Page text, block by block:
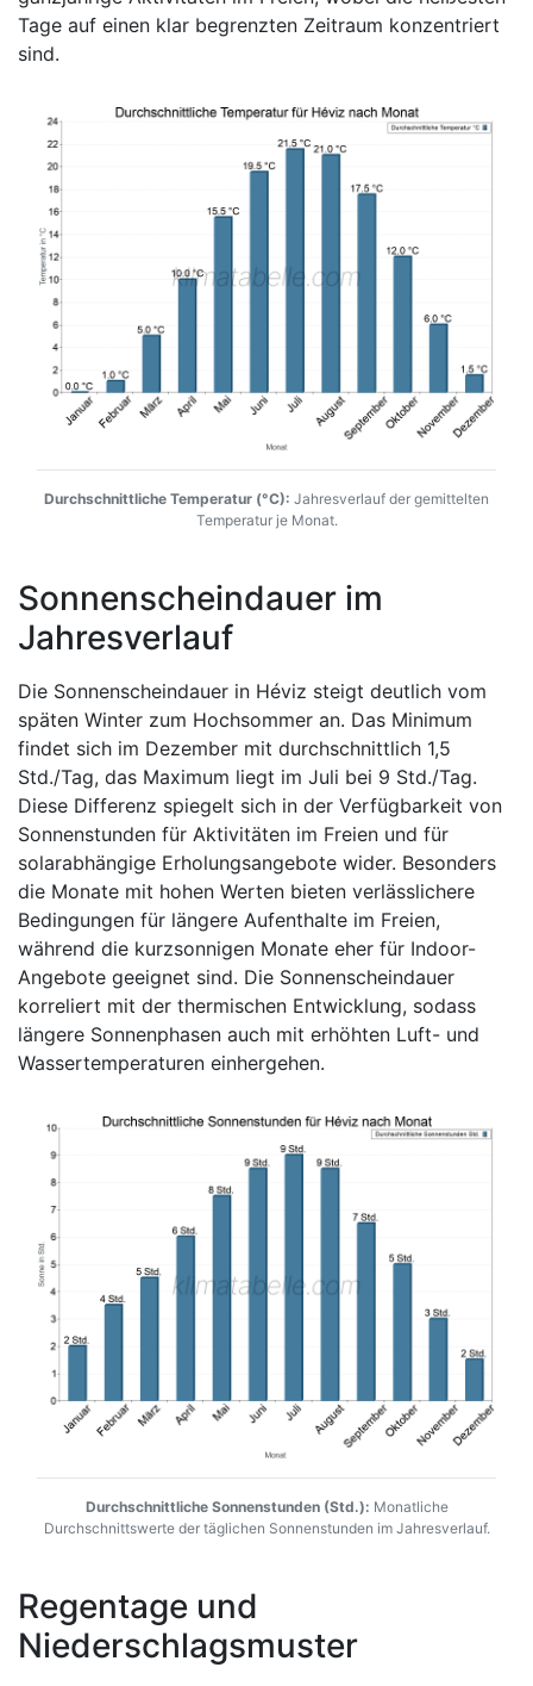
Tage auf einen klar begrenzten Zeitraum konzentriert
sind.
Durchschnittliche Temperatur (°C): Jahresverlauf der gemittelten
Temperatur je Monat.
Sonnenscheindauer im
Jahresverlauf
Die Sonnenscheindauer in Héviz steigt deutlich vom
späten Winter zum Hochsommer an. Das Minimum
findet sich im Dezember mit durchschnittlich 1,5
Std./Tag, das Maximum liegt im Juli bei 9 Std./Tag.
Diese Differenz spiegelt sich in der Verfügbarkeit von
Sonnenstunden für Aktivitäten im Freien und für
solarabhängige Erholungsangebote wider. Besonders
die Monate mit hohen Werten bieten verlässlichere
Bedingungen für längere Aufenthalte im Freien,
während die kurzsonnigen Monate eher für Indoor-
Angebote geeignet sind. Die Sonnenscheindauer
korreliert mit der thermischen Entwicklung, sodass
längere Sonnenphasen auch mit erhöhten Luft- und
Wassertemperaturen einhergehen.
Durchschnittliche Sonnenstunden (Std.): Monatliche
Durchschnittswerte der täglichen Sonnenstunden im Jahresverlauf.
Regentage und
Niederschlagsmuster